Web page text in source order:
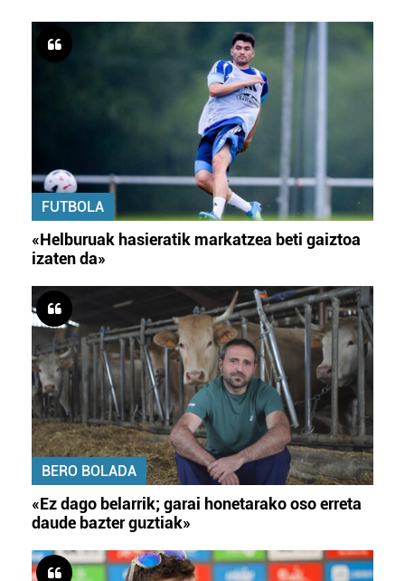
FUTBOLA
«Helburuak hasieratik markatzea beti gaiztoa
izaten da»
BERO BOLADA
«Ez dago belarrik; garai honetarako oso erreta
daude bazter guztiak»